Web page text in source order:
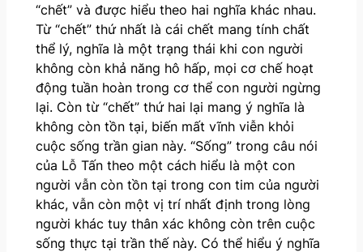
“chết” và được hiểu theo hai nghĩa khác nhau.
Từ “chết” thứ nhất là cái chết mang tính chất
thể lý, nghĩa là một trạng thái khi con người
không còn khả năng hô hấp, mọi cơ chế hoạt
động tuần hoàn trong cơ thể con người ngừng
lại. Còn từ “chết” thứ hai lại mang ý nghĩa là
không còn tồn tại, biến mất vĩnh viễn khỏi
cuộc sống trần gian này. “Sống” trong câu nói
của Lỗ Tấn theo một cách hiểu là một con
người vẫn còn tồn tại trong con tim của người
khác, vẫn còn một vị trí nhất định trong lòng
người khác tuy thân xác không còn trên cuộc
sống thực tại trần thế này. Có thể hiểu ý nghĩa